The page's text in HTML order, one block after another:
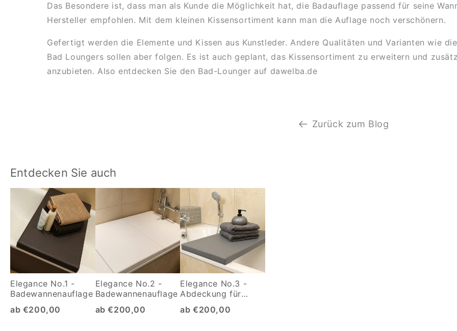
Das Besondere ist, dass man als Kunde die Möglichkeit hat, die Badauflage passend für seine
Hersteller empfohlen. Mit dem kleinen Kissensortiment kann man die Auflage noch verschönern.
Gefertigt werden die Elemente und Kissen aus Kunstleder. Andere Qualitäten und Varianten wie
Bad Loungers sollen aber folgen. Es ist auch geplant, das Kissensortiment zu erweitern und
anzubieten. Also entdecken Sie den Bad-Lounger auf dawelba.de
Zurück zum Blog
Entdecken Sie auch
Elegance No.1 -
Badewannenauflage
ab €200,00
Elegance No.2 -
Badewannenauflage
ab €200,00
Elegance No.3 -
Abdeckung für
ab €200,00